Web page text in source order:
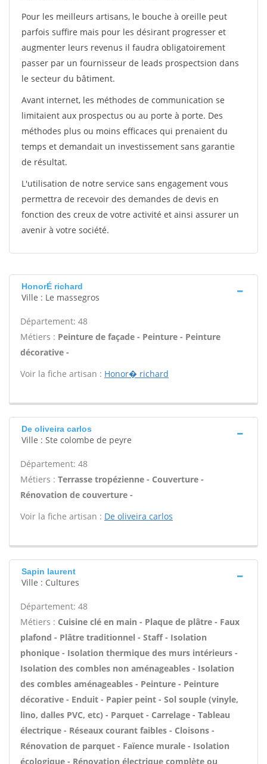
Pour les meilleurs artisans, le bouche à oreille peut
parfois suffire mais pour les désirant progresser et
augmenter leurs revenus il faudra obligatoirement
passer par un fournisseur de leads prospectsion dans
le secteur du bâtiment.
Avant internet, les méthodes de communication se
limitaient aux prospectus ou au porte à porte. Des
méthodes plus ou moins efficaces qui prenaient du
temps et demandait un investissement sans garantie
de résultat.
L'utilisation de notre service sans engagement vous
permettra de recevoir des demandes de devis en
fonction des creux de votre activité et ainsi assurer un
avenir à votre société.
HonorÉ richard
Ville : Le massegros
Département: 48
Métiers : Peinture de façade - Peinture - Peinture
décorative -
Voir la fiche artisan : Honor� richard
De oliveira carlos
Ville : Ste colombe de peyre
Département: 48
Métiers : Terrasse tropézienne - Couverture -
Rénovation de couverture -
Voir la fiche artisan : De oliveira carlos
Sapin laurent
Ville : Cultures
Département: 48
Métiers : Cuisine clé en main - Plaque de plâtre - Faux
plafond - Plâtre traditionnel - Staff - Isolation
phonique - Isolation thermique des murs intérieurs -
Isolation des combles non aménageables - Isolation
des combles aménageables - Peinture - Peinture
décorative - Enduit - Papier peint - Sol souple (vinyle,
lino, dalles PVC, etc) - Parquet - Carrelage - Tableau
électrique - Réseaux courant faibles - Cloisons -
Rénovation de parquet - Faïence murale - Isolation
écologique - Rénovation électrique complète ou